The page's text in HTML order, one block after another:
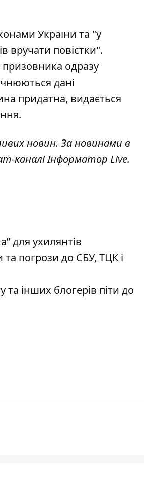
України та "у
вручати повістки".
одразу
дані
придатна, видається
новин. За новинами в
каналіІнформатор Live.
для ухилянтів
та погрози до СБУ, ТЦК і
та інших блогерів піти до